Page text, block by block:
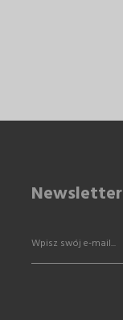
Newsletter